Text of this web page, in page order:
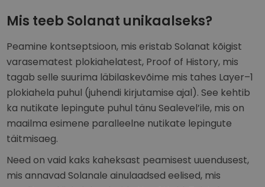
Mis teeb Solanat unikaalseks?
Peamine kontseptsioon, mis eristab Solanat kõigist
varasematest plokiahelatest, Proof of History, mis
tagab selle suurima läbilaskevõime mis tahes Layer–1
plokiahela puhul (juhendi kirjutamise ajal). See kehtib
ka nutikate lepingute puhul tänu Sealevel’ile, mis on
maailma esimene paralleelne nutikate lepingute
täitmisaeg.
Need on vaid kaks kaheksast peamisest uuendusest,
mis annavad Solanale ainulaadsed eelised, mis